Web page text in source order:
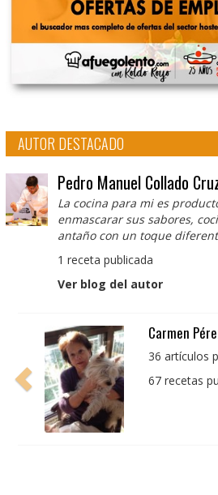
AUTOR DESTACADO
Pedro Manuel Collado
La cocina para mi es
enmascarar sus sabores,
antaño con un toque
1 receta publicada
Ver blog del autor
Pedro
Cruz
producto